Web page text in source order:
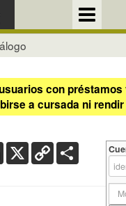
con
a cursada ni
LinkedIn
X Copy
Link